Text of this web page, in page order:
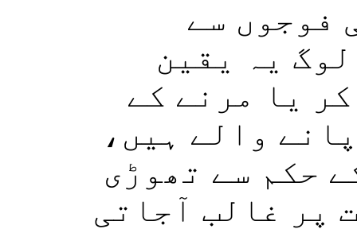
فوجوں سے
یہ یقین
یا مرنے کے
والے ہیں،
حکم سے تھوڑی
پر غالب آجاتی